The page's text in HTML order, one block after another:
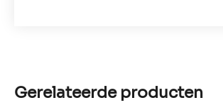
Gerelateerde producten